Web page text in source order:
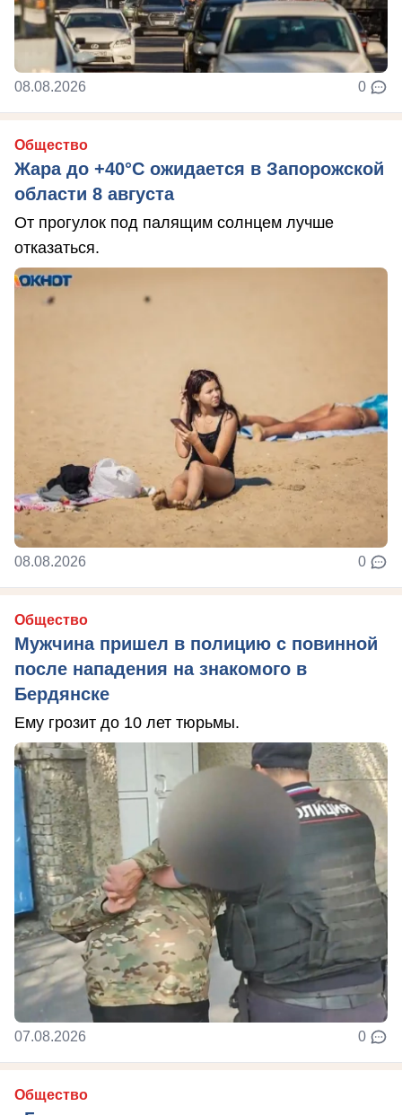
08.08.2026 0
Общество
Жара до +40°С ожидается в Запорожской
области 8 августа
От прогулок под палящим солнцем лучше
отказаться.
08.08.2026 0
Общество
Мужчина пришел в полицию с повинной
после нападения на знакомого в
Бердянске
Ему грозит до 10 лет тюрьмы.
07.08.2026 0
Общество